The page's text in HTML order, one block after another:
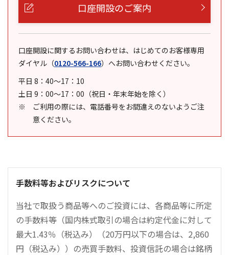
口座開設のご案内
口座開設に関するお問い合わせは、はじめてのお客様専用
ダイヤル （0120-566-166） へお問い合わせください。
平日 8：40～17：10
土日 9：00～17：00（祝日・年末年始を除く）
ご利用の際には、電話番号をお間違えのないようご注
意ください。
手数料等およびリスクについて
当社で取扱う商品等へのご投資には、各商品等に所定
の手数料等（国内株式取引の場合は約定代金に対して
最大1.43％（税込み）（20万円以下の場合は、2,860
円（税込み））の売買手数料、投資信託の場合は銘柄